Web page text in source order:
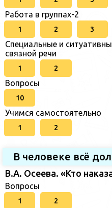
Работа в группах-2
1 2 3
Специальные и
связной речи
1 2
Вопросы
10
Учимся самостоятельно
1 2
В человеке всё
В.А. Осеева. «Кто
Вопросы
1 2